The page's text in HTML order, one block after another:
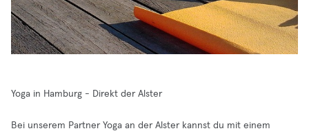
Yoga in Hamburg - Direkt der Alster
Bei unserem Partner Yoga an der Alster kannst du mit einem